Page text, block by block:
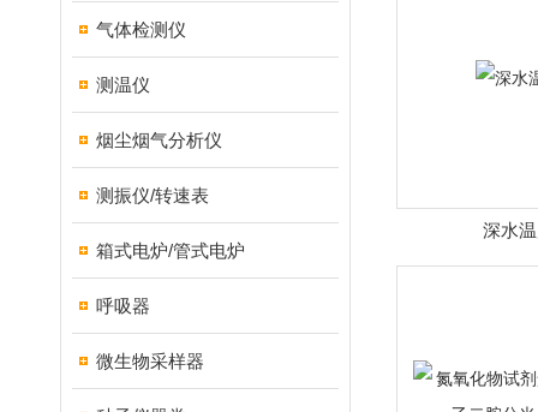
气体检测仪
测温仪
烟尘烟气分析仪
测振仪/转速表
箱式电炉/管式电炉
呼吸器
微生物采样器
深水